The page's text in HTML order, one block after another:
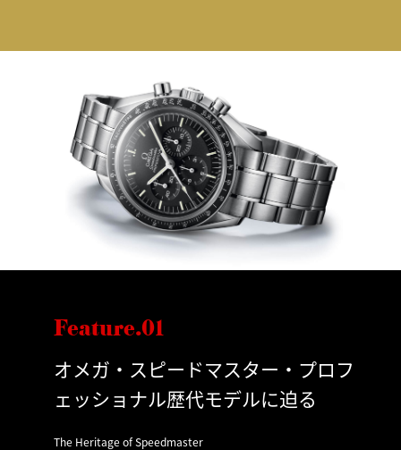
Feature.01
オメガ・スピードマスター・プロフ
ェッショナル歴代モデルに迫る
The Heritage of Speedmaster